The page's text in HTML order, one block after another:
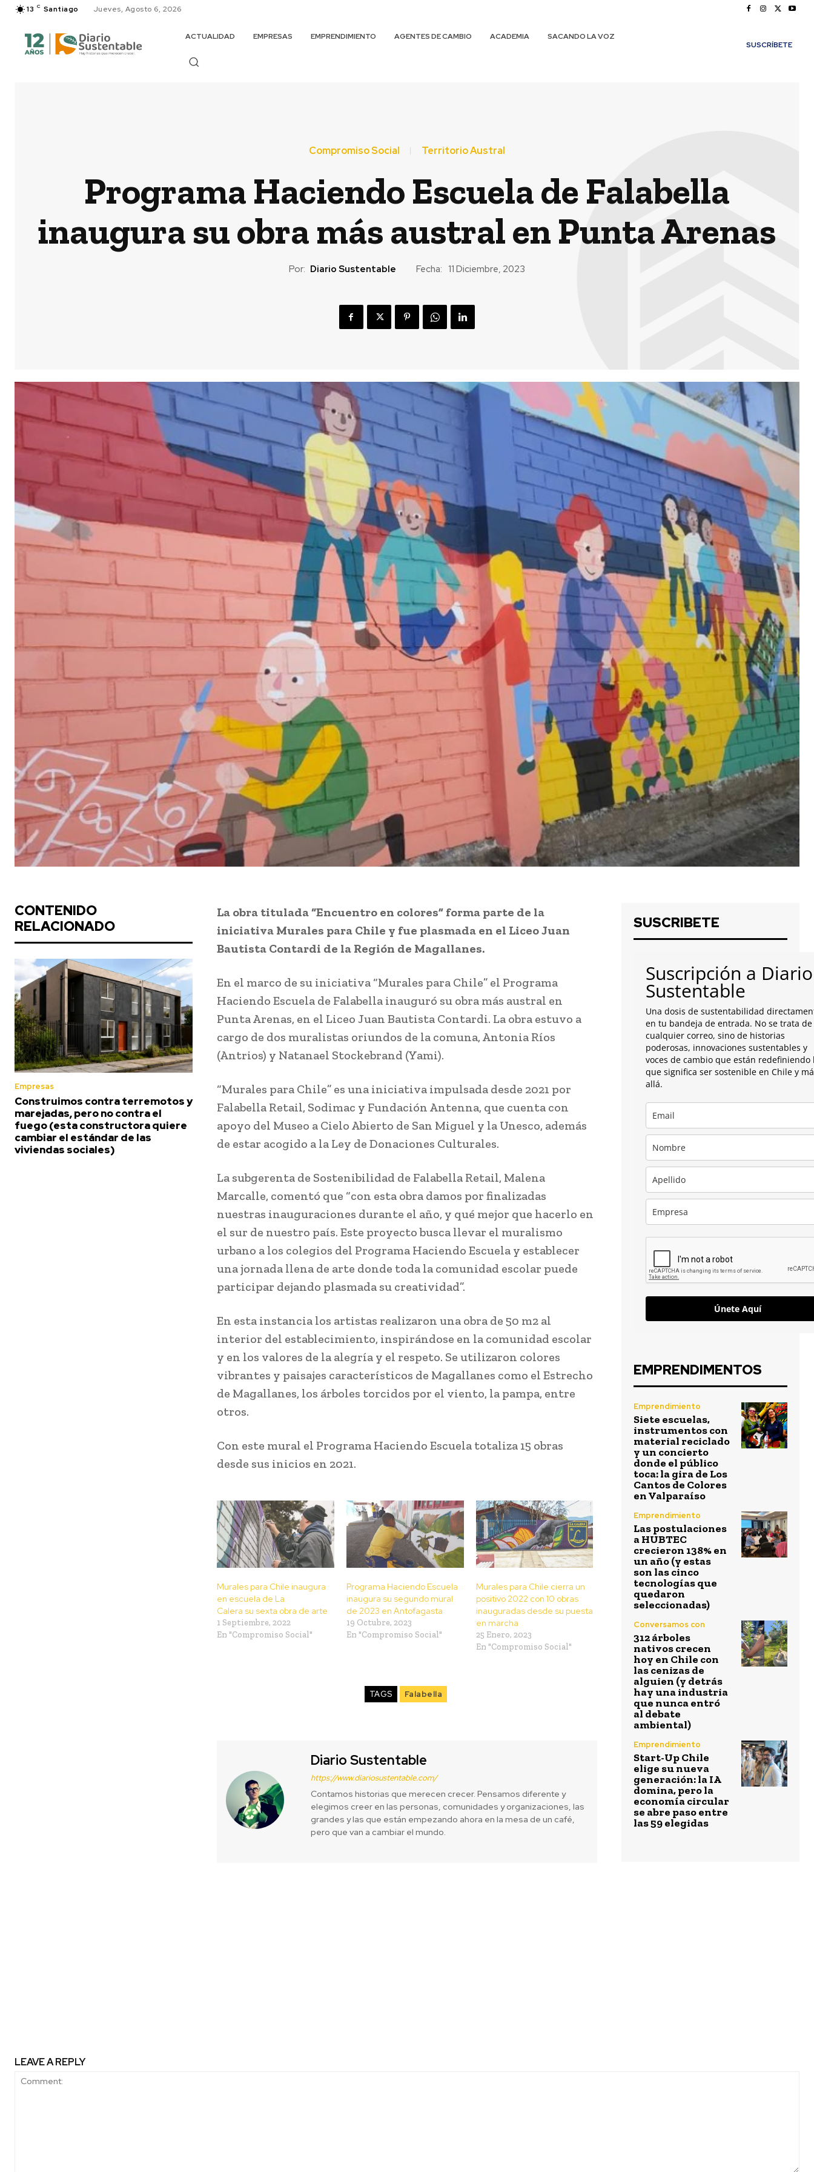
13 C Santiago Jueves, Agosto 6, 2026
ACTUALIDAD EMPRESAS EMPRENDIMIENTO AGENTES DE CAMBIO ACADEMIA
SACANDO LA VOZ
SUSCRÍBETE
Compromiso Social Territorio Austral
Programa Haciendo Escuela de Falabella
inaugura su obra más austral en Punta Arenas
Por: Diario Sustentable Fecha: 11 Diciembre, 2023
CONTENIDO
RELACIONADO
Empresas
Construimos contra terremotos y
marejadas, pero no contra el
fuego (esta constructora quiere
cambiar el estándar de las
viviendas sociales)
La obra titulada “Encuentro en colores” forma parte de la
iniciativa Murales para Chile y fue plasmada en el Liceo Juan
Bautista Contardi de la Región de Magallanes.
En el marco de su iniciativa “Murales para Chile” el Programa
Haciendo Escuela de Falabella inauguró su obra más austral en
Punta Arenas, en el Liceo Juan Bautista Contardi. La obra estuvo a
cargo de dos muralistas oriundos de la comuna, Antonia Ríos
(Antrios) y Natanael Stockebrand (Yami).
“Murales para Chile” es una iniciativa impulsada desde 2021 por
Falabella Retail, Sodimac y Fundación Antenna, que cuenta con
apoyo del Museo a Cielo Abierto de San Miguel y la Unesco, además
de estar acogido a la Ley de Donaciones Culturales.
La subgerenta de Sostenibilidad de Falabella Retail, Malena
Marcalle, comentó que “con esta obra damos por finalizadas
nuestras inauguraciones durante el año, y qué mejor que hacerlo en
el sur de nuestro país. Este proyecto busca llevar el muralismo
urbano a los colegios del Programa Haciendo Escuela y establecer
una jornada llena de arte donde toda la comunidad escolar puede
participar dejando plasmada su creatividad”.
En esta instancia los artistas realizaron una obra de 50 m2 al
interior del establecimiento, inspirándose en la comunidad escolar
y en los valores de la alegría y el respeto. Se utilizaron colores
vibrantes y paisajes característicos de Magallanes como el Estrecho
de Magallanes, los árboles torcidos por el viento, la pampa, entre
otros.
Con este mural el Programa Haciendo Escuela totaliza 15 obras
desde sus inicios en 2021.
Murales para Chile inaugura
en escuela de La
Calera su sexta obra de arte
1 Septiembre, 2022
En "Compromiso Social"
Programa Haciendo Escuela
inaugura su segundo mural
de 2023 en Antofagasta
19 Octubre, 2023
En "Compromiso Social"
Murales para Chile cierra un
positivo 2022 con 10 obras
inauguradas desde su puesta
en marcha
25 Enero, 2023
En "Compromiso Social"
TAGS Falabella
Diario Sustentable
https://www.diariosustentable.com/
Contamos historias que merecen crecer. Pensamos diferente y
elegimos creer en las personas, comunidades y organizaciones, las
grandes y las que están empezando ahora en la mesa de un café,
pero que van a cambiar el mundo.
SUSCRIBETE
Suscripción a Diario
Sustentable
Una dosis de sustentabilidad
en tu bandeja de entrada. No se trata de
cualquier correo, sino de historias
poderosas, innovaciones sustentables y
voces de cambio que están redefiniendo
que significa ser sostenible en Chile y
allá.
Únete Aquí
EMPRENDIMENTOS
Emprendimiento
Siete escuelas,
instrumentos con
material reciclado
y un concierto
donde el público
toca: la gira de Los
Cantos de Colores
en Valparaíso
Emprendimiento
Las postulaciones
a HUBTEC
crecieron 138% en
un año (y estas
son las cinco
tecnologías que
quedaron
seleccionadas)
Conversamos con
312 árboles
nativos crecen
hoy en Chile con
las cenizas de
alguien (y detrás
hay una industria
que nunca entró
al debate
ambiental)
Emprendimiento
Start-Up Chile
elige su nueva
generación: la IA
domina, pero la
economía circular
se abre paso entre
las 59 elegidas
LEAVE A REPLY